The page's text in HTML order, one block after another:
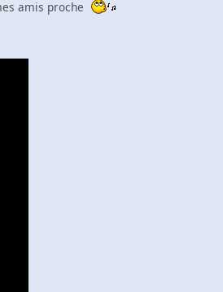
amis proche